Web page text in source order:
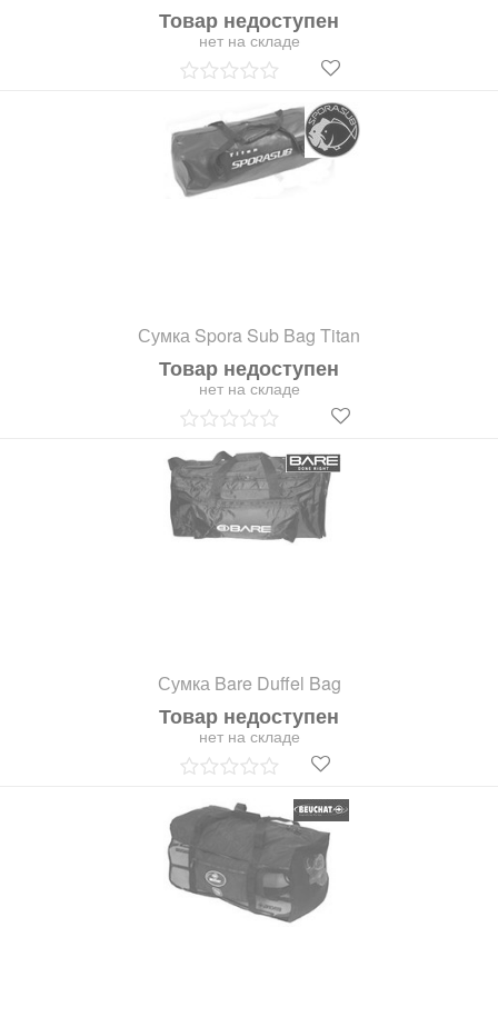
Товар недоступен
нет на складе
Сумка Spora Sub Bag Titan
Товар недоступен
нет на складе
Сумка Bare Duffel Bag
Товар недоступен
нет на складе